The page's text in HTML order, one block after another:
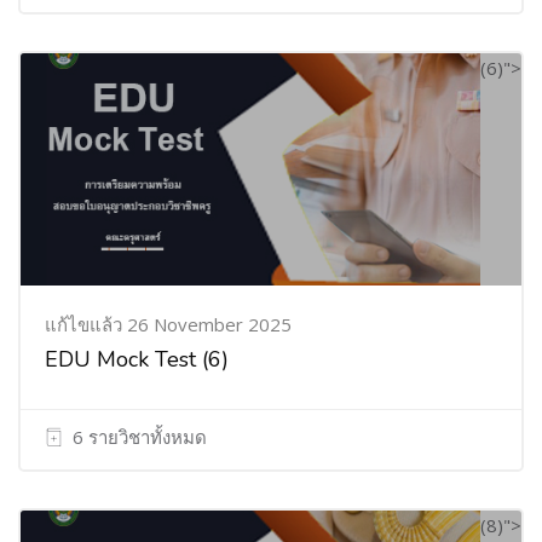
(6)">
แก้ไขแล้ว 26 November 2025
EDU Mock Test(6)
6 รายวิชาทั้งหมด
(8)">